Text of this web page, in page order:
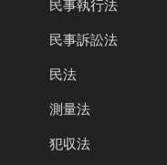
民事執行法
民事訴訟法
民法
測量法
犯収法